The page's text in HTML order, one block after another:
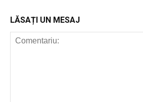
LĂSAȚI UN MESAJ